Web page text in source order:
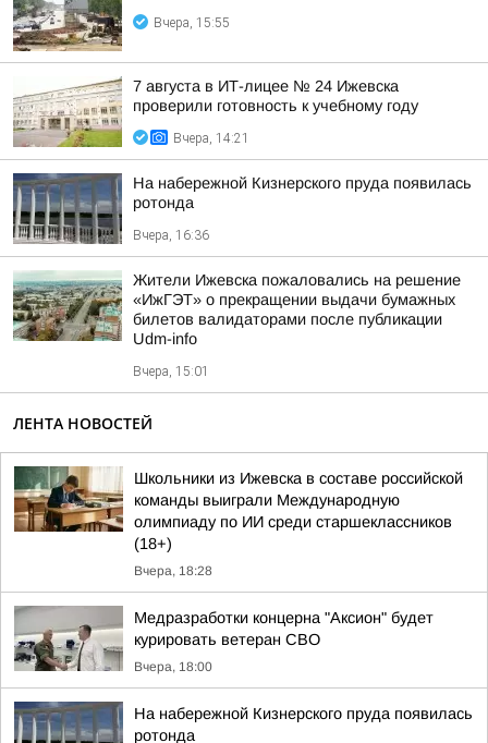
Вчера, 15:55
7 августа в ИТ-лицее № 24 Ижевска
проверили готовность к учебному году
Вчера, 14:21
На набережной Кизнерского пруда появилась
ротонда
Вчера, 16:36
Жители Ижевска пожаловались на решение
«ИжГЭТ» о прекращении выдачи бумажных
билетов валидаторами после публикации
Udm-info
Вчера, 15:01
ЛЕНТА НОВОСТЕЙ
Школьники из Ижевска в составе российской
команды выиграли Международную
олимпиаду по ИИ среди старшеклассников
(18+)
Вчера, 18:28
Медразработки концерна "Аксион" будет
курировать ветеран СВО
Вчера, 18:00
На набережной Кизнерского пруда появилась
ротонда